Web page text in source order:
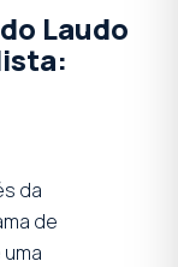
Laudo
da
de